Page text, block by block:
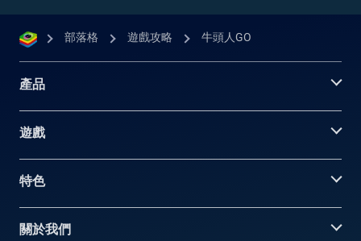
部落格 遊戲攻略 牛頭人GO
產品
遊戲
特色
關於我們